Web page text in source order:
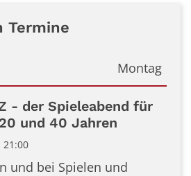
Termine
Montag
2026
- der Spieleabend für
und 40 Jahren
21:00
und bei Spielen und